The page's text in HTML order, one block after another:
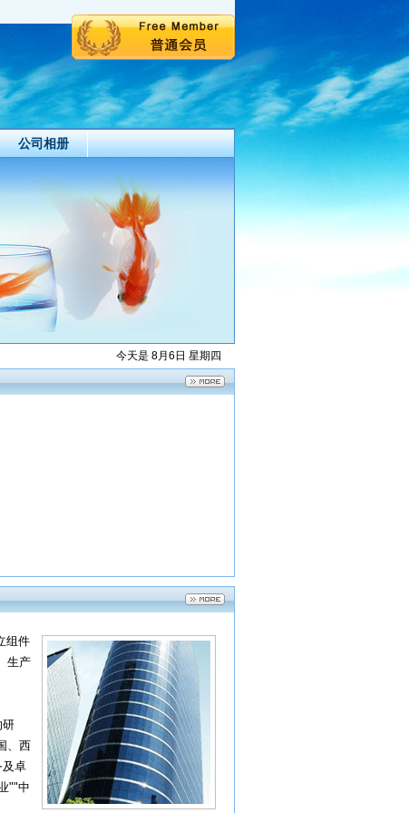
公司相册
今天是 8月6日 星期四
组件
生产
研
、西
及卓
""中